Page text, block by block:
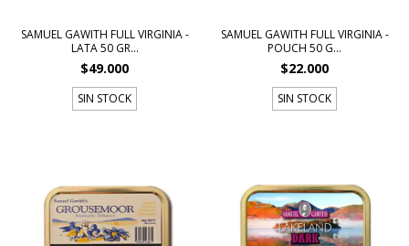
SAMUEL GAWITH FULL VIRGINIA -
LATA 50 GR...
$49.000
SIN STOCK
SAMUEL GAWITH FULL VIRGINIA -
POUCH 50 G...
$22.000
SIN STOCK